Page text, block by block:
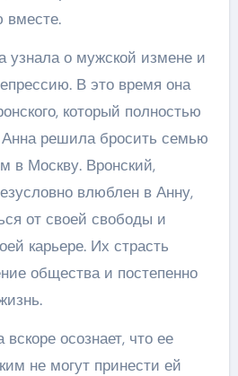
вместе.
узнала о мужской измене и
В это время она
который полностью
Анна решила бросить семью
в Москву. Вронский,
влюблен в Анну,
от своей свободы и
карьере. Их страсть
общества и постепенно
осознает, что ее
не могут принести ей